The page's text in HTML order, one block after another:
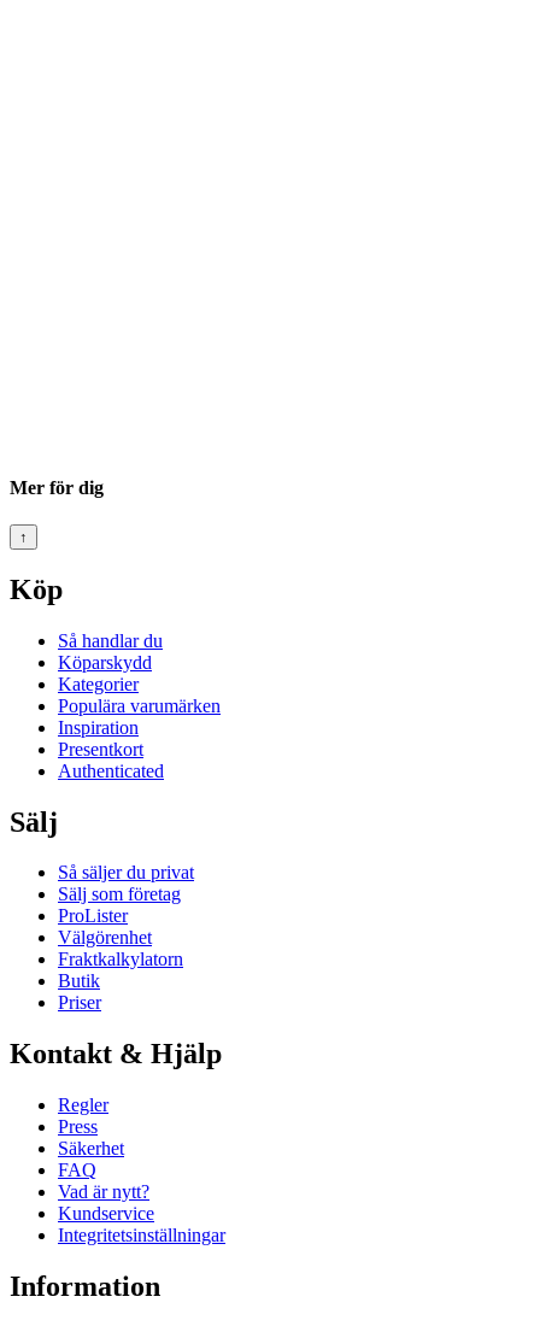
Mer för dig
↑
Köp
Så handlar du
Köparskydd
Kategorier
Populära varumärken
Inspiration
Presentkort
Authenticated
Sälj
Så säljer du privat
Sälj som företag
ProLister
Välgörenhet
Fraktkalkylatorn
Butik
Priser
Kontakt & Hjälp
Regler
Press
Säkerhet
FAQ
Vad är nytt?
Kundservice
Integritetsinställningar
Information